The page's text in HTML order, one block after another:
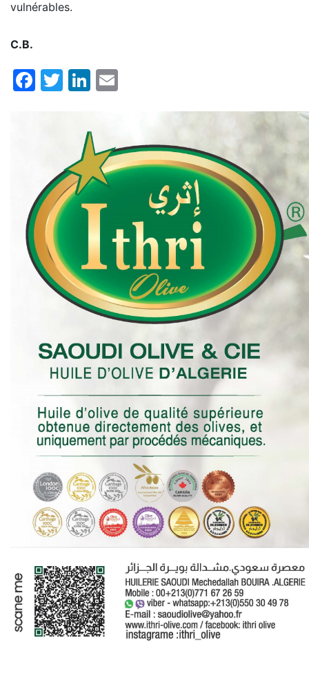
vulnérables.
C.B.
Facebook
TwitterLinkedIn